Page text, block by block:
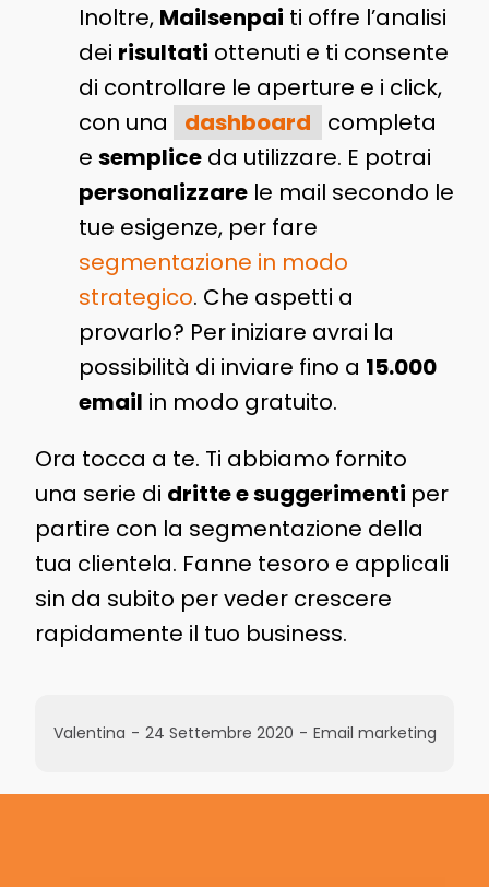
Inoltre, Mailsenpai ti offre l’analisi
dei risultati ottenuti e ti consente
di controllare le aperture e i click,
con una
dashboard
completa
e sempliceda utilizzare. E potrai
personalizzarele mail secondo le
tue esigenze, per fare
segmentazione in modo
strategico. Che aspetti a
provarlo? Per iniziare avrai la
possibilità di inviare fino a 15.000
email in modo gratuito.
Ora tocca a te. Ti abbiamo fornito
una serie di dritte e suggerimenti per
partire con la segmentazione della
tua clientela. Fanne tesoro e applicali
sin da subito per veder crescere
rapidamente il tuo business.
Valentina - 24 Settembre 2020 - Email marketing